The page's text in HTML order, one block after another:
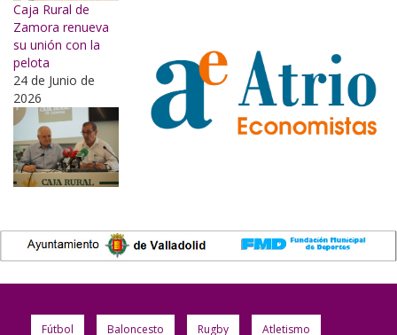
Caja Rural de
Zamora renueva
su unión con la
pelota
24 de Junio de
2026
Fútbol Baloncesto Rugby Atletismo